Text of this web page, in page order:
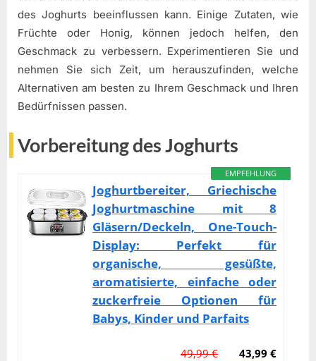
des Joghurts beeinflussen kann. Einige Zutaten, wie
Früchte oder Honig, können jedoch helfen, den
Geschmack zu verbessern. Experimentieren Sie und
nehmen Sie sich Zeit, um herauszufinden, welche
Alternativen am besten zu Ihrem Geschmack und Ihren
Bedürfnissen passen.
Vorbereitung des Joghurts
EMPFEHLUNG
Joghurtbereiter, Griechische
Joghurtmaschine mit 8
Gläsern/Deckeln, One-Touch-
Display: Perfekt für
organische, gesüßte,
aromatisierte, einfache oder
zuckerfreie Optionen für
Babys, Kinder und Parfaits
43,99 €
49,99 €